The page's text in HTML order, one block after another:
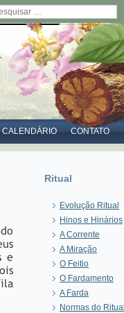
CALENDÁRIO CONTATO
e
Ritual
Evolução Ritual
Hinos e Hinários
A Corrente
A Miração
O Feitio
O Fardamento
A Farda
Normas do Ritual